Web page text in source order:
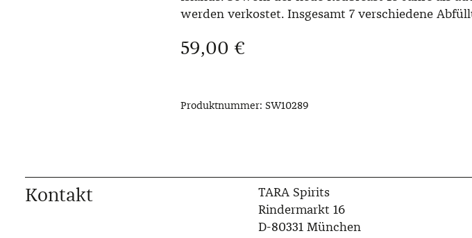
werden verkostet. Insgesamt 7 verschiedene
Regulärer Preis:
59,00 €
Produktnummer: SW10289
Kontakt
TARA Spirits
Rindermarkt 16
D-80331 München